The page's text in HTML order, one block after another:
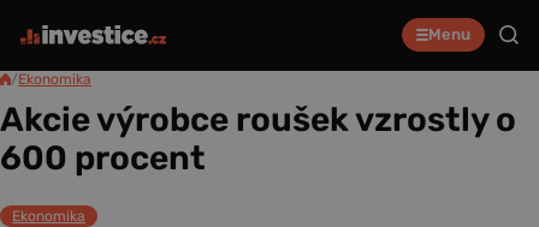
Menu
/Ekonomika
Akcie výrobce roušek vzrostly o
600 procent
Ekonomika